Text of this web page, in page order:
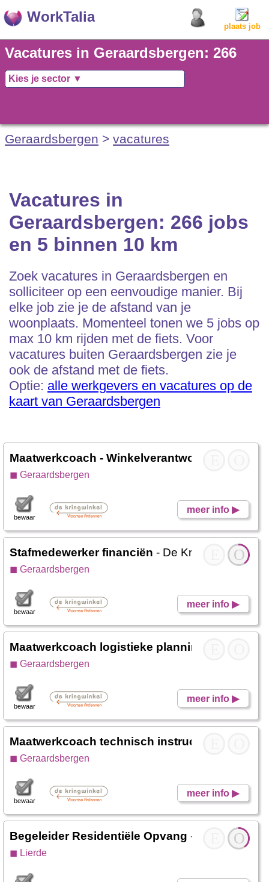
WorkTalia
plaats job
Vacatures in Geraardsbergen: 266
jobs en 5 binnen 10 km
Geraardsbergen > vacatures
Vacatures in
Geraardsbergen: 266 jobs
en 5 binnen 10 km
Zoek vacatures in Geraardsbergen en
solliciteer op een eenvoudige manier. Bij
elke job zie je de afstand van je
woonplaats. Momenteel tonen we 5 jobs op
max 10 km rijden met de fiets. Voor
vacatures buiten Geraardsbergen zie je
ook de afstand met de fiets.
Optie: alle werkgevers en vacatures op de
kaart van Geraardsbergen
Maatwerkcoach - Winkelverantwoordelijke
◼ Geraardsbergen
meer info ▶
bewaar
O
Stafmedewerker financiën - De Kringwinkel
◼ Geraardsbergen
meer info ▶
bewaar
Maatwerkcoach logistieke planning - dispatch
◼ Geraardsbergen
meer info ▶
bewaar
Maatwerkcoach technisch instructeur
◼ Geraardsbergen
meer info ▶
bewaar
O
Begeleider Residentiële Opvang - Den
◼ Lierde